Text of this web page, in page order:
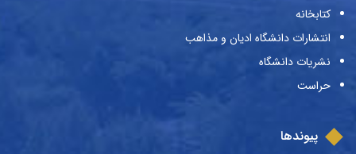
کتابخانه
انتشارات دانشگاه ادیان و مذاهب
نشریات دانشگاه
حراست
پیوندها